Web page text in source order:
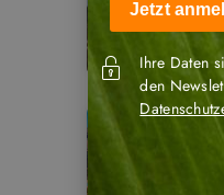
Jetzt
Ihre Daten
den